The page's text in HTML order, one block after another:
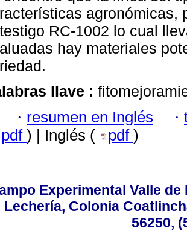
agronómicas,
RC-1002 lo cual
hay materiales
llave :
· resumen en Inglés ·
pdf ) | Inglés ( pdf )
Experimental Valle
Lechería, Colonia
56250,